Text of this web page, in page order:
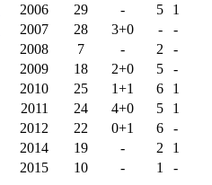
2006 29 - 5
1
2007 28 3+0 -
-
2008 7 - 2
-
2009 18 2+0 5
-
2010 25 1+1 6
1
2011 24 4+0 5
1
2012 22 0+1 6
-
2014 19 - 2
1
2015 10 - 1
-